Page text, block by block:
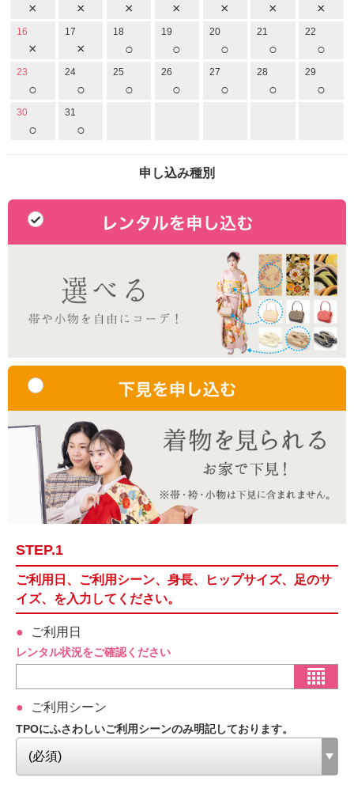
× × × × × × ×
16
×
17
×
18
○
19
○
20
○
21
○
22
○
23
○
24
○
25
○
26
○
27
○
28
○
29
○
30
○
31
○
申し込み種別
STEP.1
ご利用日、ご利用シーン、身長、ヒップサイズ、足のサ
イズ、を入力してください。
ご利用日
レンタル状況をご確認ください
ご利用シーン
TPOにふさわしいご利用シーンのみ明記しております。